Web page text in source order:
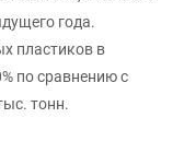
года.
пластиков в
по сравнению с
тонн.